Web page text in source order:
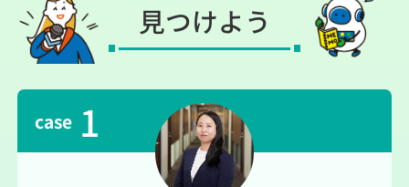
見つけよう
case 1